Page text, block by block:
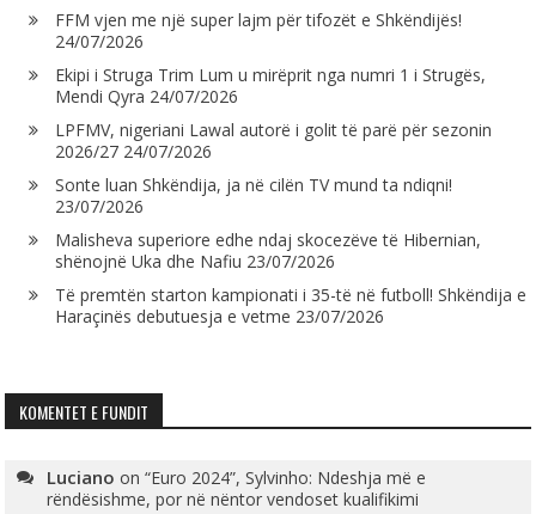
FFM vjen me një super lajm për tifozët e Shkëndijës!
24/07/2026
Ekipi i Struga Trim Lum u mirëprit nga numri 1 i Strugës,
Mendi Qyra 24/07/2026
LPFMV, nigeriani Lawal autorë i golit të parë për sezonin
2026/27 24/07/2026
Sonte luan Shkëndija, ja në cilën TV mund ta ndiqni!
23/07/2026
Malisheva superiore edhe ndaj skocezëve të Hibernian,
shënojnë Uka dhe Nafiu 23/07/2026
Të premtën starton kampionati i 35-të në futboll! Shkëndija e
Haraçinës debutuesja e vetme 23/07/2026
KOMENTET E FUNDIT
Luciano on“Euro 2024”, Sylvinho: Ndeshja më e
rëndësishme, por në nëntor vendoset kualifikimi